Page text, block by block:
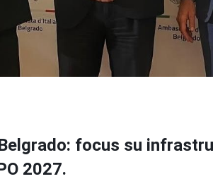
focus su
2027.